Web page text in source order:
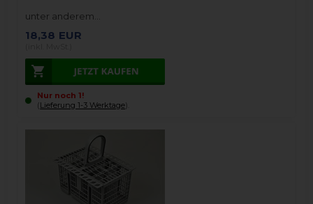
unter anderem…
18,38 EUR
Nur noch 1!
(Lieferung 1-3 Werktage).